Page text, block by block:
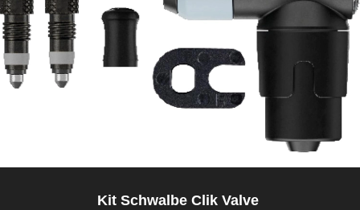
Kit Schwalbe Clik Valve